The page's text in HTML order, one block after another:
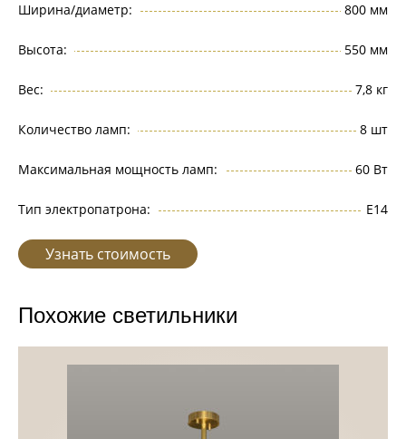
Ширина/диаметр: 800 мм
Высота: 550 мм
Вес: 7,8 кг
Количество ламп: 8 шт
Максимальная мощность ламп: 60 Вт
Тип электропатрона: Е14
Узнать стоимость
Похожие светильники